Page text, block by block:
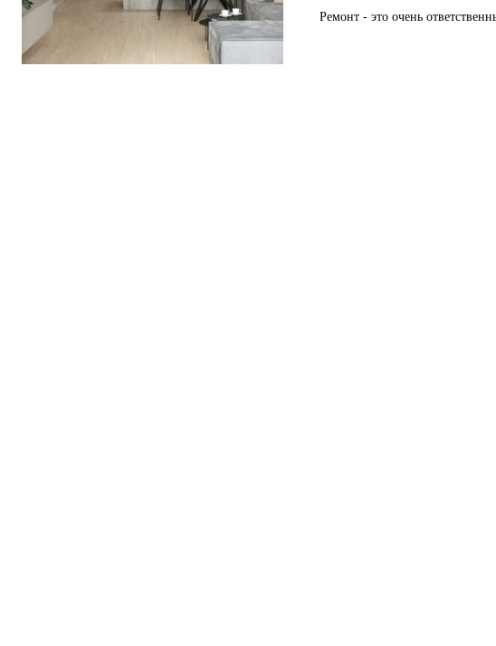
Ремонт - это очень